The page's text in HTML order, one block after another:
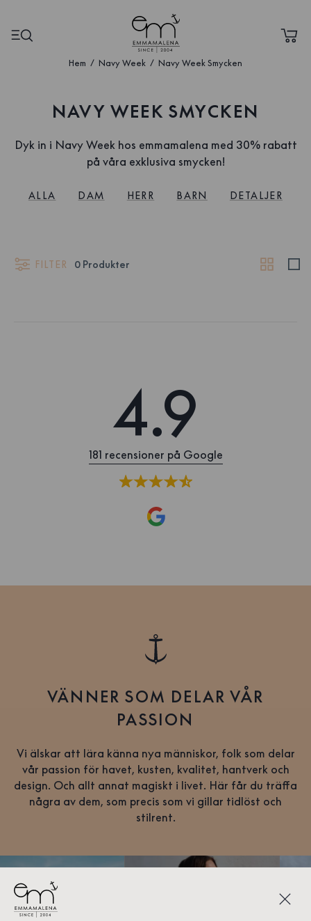
Hem Navy Week Navy Week Smycken
NAVY WEEK SMYCKEN
Dyk in i Navy Week hos emmamalena med 30% rabatt
på våra exklusiva smycken!
ALLA DAM HERR BARN DETALJER
FILTER 0 Produkter
4.9
181 recensioner på Google
VÄNNER SOM DELAR VÅR
PASSION
Vi älskar att lära känna nya människor, folk som delar
vår passion för havet, kusten, kvalitet, hantverk och
design. Och allt annat magiskt i livet. Här får du träffa
några av dem, som precis som vi gillar tidlöst och
stilrent.